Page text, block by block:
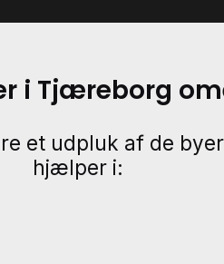
i Tjæreborg
et udpluk af de
hjælper i: